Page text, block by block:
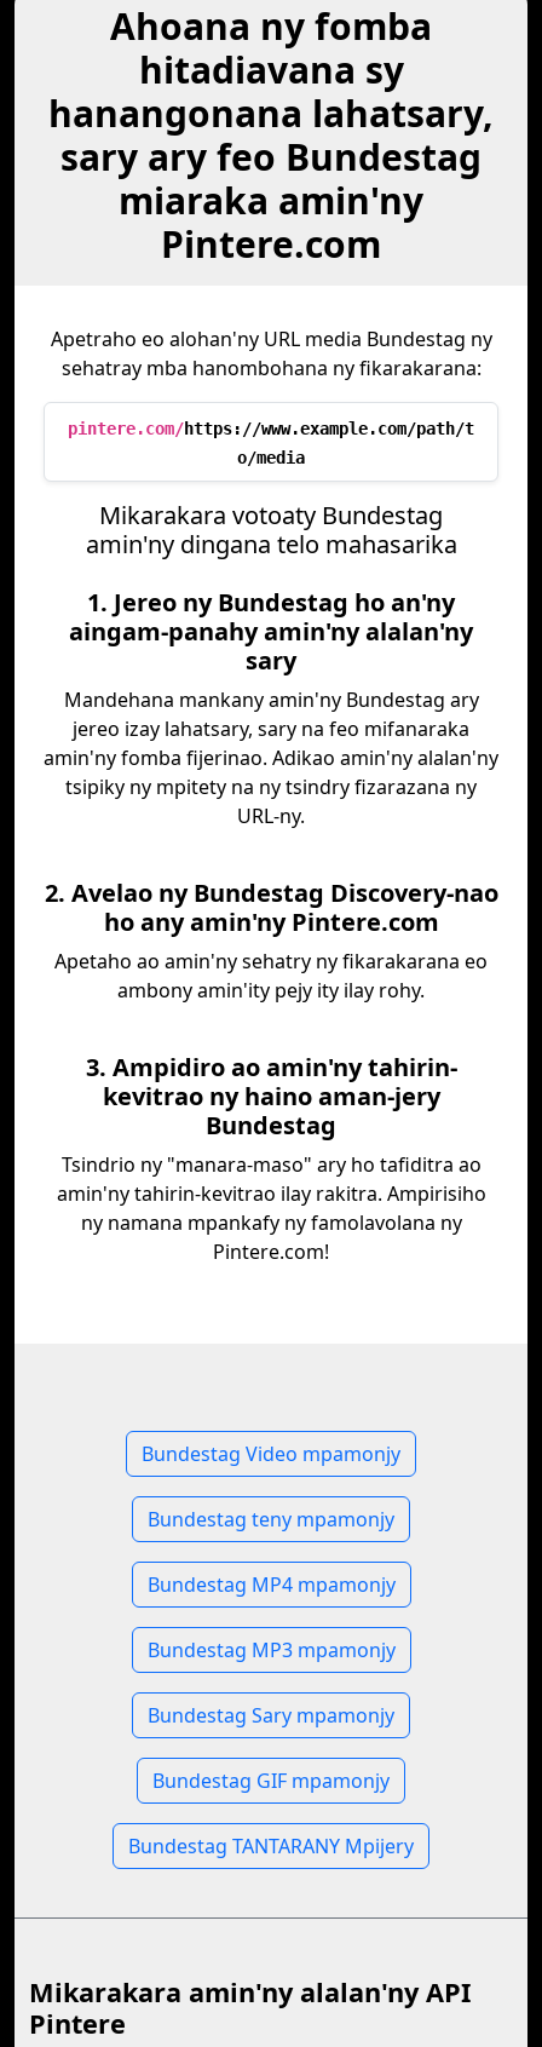
Ahoana ny fomba
hitadiavana sy
hanangonana lahatsary,
sary ary feo Bundestag
miaraka amin'ny
Pintere.com
Apetraho eo alohan'ny URL media Bundestag ny
sehatray mba hanombohana ny fikarakarana:
pintere.com/https://www.example.com/path/t
o/media
Mikarakara votoaty Bundestag
amin'ny dingana telo mahasarika
1. Jereo ny Bundestag ho an'ny
aingam-panahy amin'ny alalan'ny
sary
Mandehana mankany amin'ny Bundestag ary
jereo izay lahatsary, sary na feo mifanaraka
amin'ny fomba fijerinao. Adikao amin'ny alalan'ny
tsipiky ny mpitety na ny tsindry fizarazana ny
URL-ny.
2. Avelao ny Bundestag Discovery-nao
ho any amin'ny Pintere.com
Apetaho ao amin'ny sehatry ny fikarakarana eo
ambony amin'ity pejy ity ilay rohy.
3. Ampidiro ao amin'ny tahirin-
kevitrao ny haino aman-jery
Bundestag
Tsindrio ny "manara-maso" ary ho tafiditra ao
amin'ny tahirin-kevitrao ilay rakitra. Ampirisiho
ny namana mpankafy ny famolavolana ny
Pintere.com!
Bundestag Video mpamonjy
Bundestag teny mpamonjy
Bundestag MP4 mpamonjy
Bundestag MP3 mpamonjy
Bundestag Sary mpamonjy
Bundestag GIF mpamonjy
Bundestag TANTARANY Mpijery
Mikarakara amin'ny alalan'ny API
Pintere